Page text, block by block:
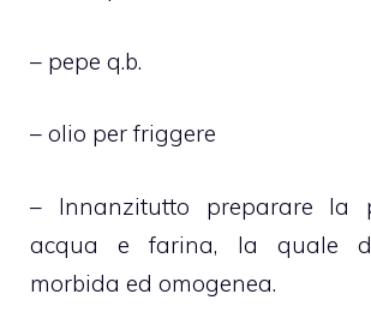
– pepe q.b.
– olio per friggere
– Innanzitutto preparare la
acqua e farina, la quale
morbida ed omogenea.